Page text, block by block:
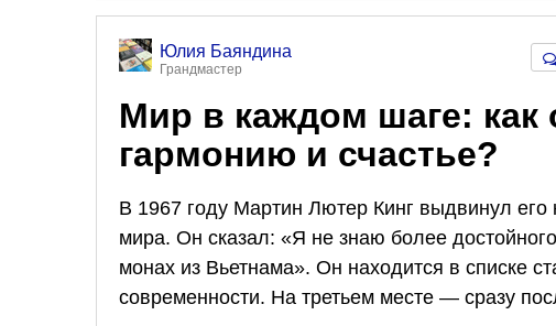
Юлия Баяндина
Грандмастер
Мир в каждом шаге: как
гармонию и счастье?
В 1967 году Мартин Лютер Кинг выдвинул
мира. Он сказал: «Я не знаю более
монах из Вьетнама». Он находится в списке
современности. На третьем месте — сразу